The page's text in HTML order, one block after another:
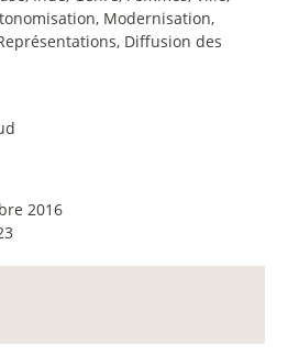
Modernisation,
Diffusion des
2016